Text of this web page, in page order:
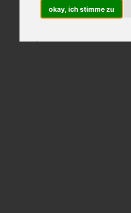
okay, ich stimme zu
Essen